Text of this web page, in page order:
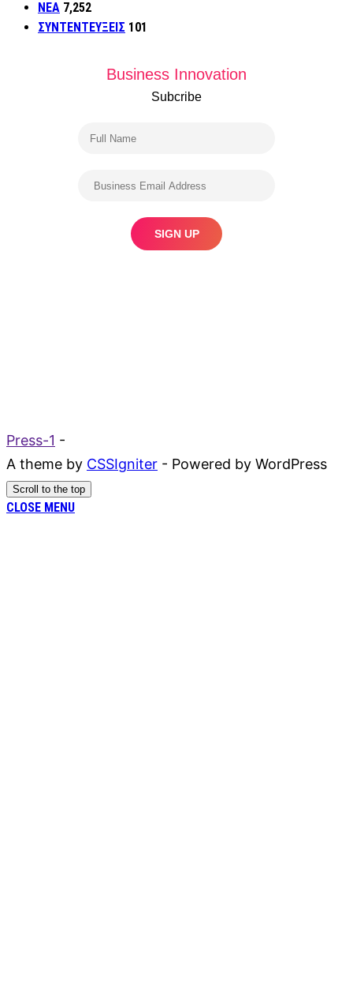
ΝΕΑ 7,252
ΣΥΝΤΕΝΤΕΥΞΕΙΣ 101
Business Innovation
Subcribe
Press-1 -
A theme by CSSIgniter - Powered by WordPress
Scroll to the top
CLOSE MENU